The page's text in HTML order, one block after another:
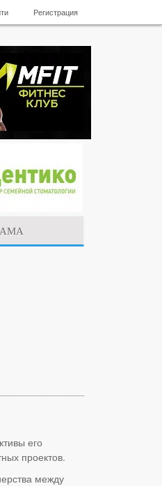
Регистрация
его
проектов.
между